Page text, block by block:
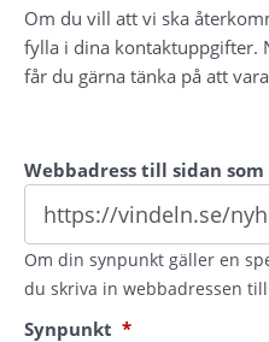
Om du vill att vi ska
fylla i dina kontaktuppgifter.
får du gärna tänka på att
Webbadress till sidan
Om din synpunkt gäller en
du skriva in webbadressen
Synpunkt *(obligatorisk)